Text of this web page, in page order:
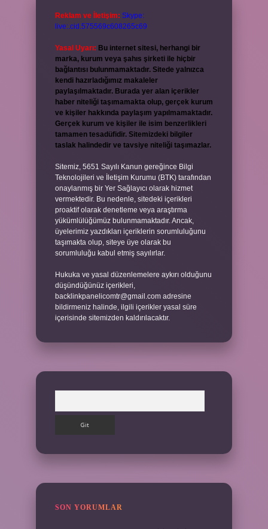
Reklam ve İletişim: Skype:
live:.cid.575569c608265c69
Yasal Uyarı: Bu internet sitesi, herhangi bir
marka, kurum veya şahıs şirketi ile hiçbir
bağlantısı bulunmamaktadır. Sitede yalnızca
kendi hazırladığımız makaleler
paylaşılmaktadır. Burada yer alan içerikler
haber niteliği taşımamakta olup, gerçek kurum
ve kişiler hakkında paylaşım yapılmamaktadır.
Gerçek kurum ve kişiler ile isim benzerlikleri
tamamen tesadüfidir. Sitemizdeki bilgiler
taslak halindedir ve tavsiye niteliği taşımazlar.
Sitemiz, 5651 Sayılı Kanun gereğince Bilgi
Teknolojileri ve İletişim Kurumu (BTK) tarafından
onaylanmış bir Yer Sağlayıcı olarak hizmet
vermektedir. Bu nedenle, sitedeki içerikleri
proaktif olarak denetleme veya araştırma
yükümlülüğümüz bulunmamaktadır. Ancak,
üyelerimiz yazdıkları içeriklerin sorumluluğunu
taşımakta olup, siteye üye olarak bu
sorumluluğu kabul etmiş sayılırlar.
Hukuka ve yasal düzenlemelere aykırı olduğunu
düşündüğünüz içerikleri,
backlinkpanelicomtr@gmail.com adresine
bildirmeniz halinde, ilgili içerikler yasal süre
içerisinde sitemizden kaldırılacaktır.
SON YORUMLAR